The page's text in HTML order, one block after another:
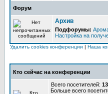
Форум
Архив
Подфорумы:
Настройка на
Удалить cookies конференции | Наша
Кто сейчас на конференции
Всего посетителей: 13
Больше всего